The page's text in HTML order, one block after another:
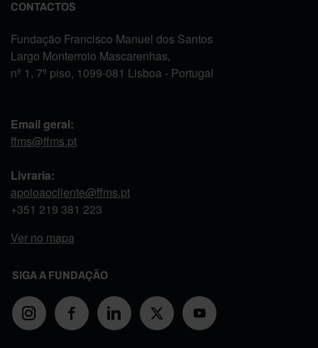
CONTACTOS
Fundação Francisco Manuel dos Santos
Largo Monterroio Mascarenhas,
nº 1, 7º piso, 1099-081 Lisboa - Portugal
Email geral:
ffms@ffms.pt
Livraria:
apoioaocliente@ffms.pt
+351 219 381 223
Ver no mapa
SIGA A FUNDAÇÃO